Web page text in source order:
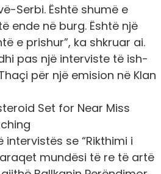
Serbi. Është shumë e
ende në burg. Është një
e prishur”, ka shkruar ai.
pas një interviste të ish-
për një emision në Klan
Set for Near Miss
intervistës se “Rikthimi i
mundësi të re të artë